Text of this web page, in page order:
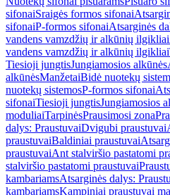
sifonaiSraigės formos sifonai
sifonaiP-formos sifonaiAtsarginės
vandens vamzdžių ir alkūnių ilgikliai
vandens vamzdžių ir alkūnių ilgikliai
Tiesioji jungtisJungiamosios alkūnės
alkūnėsManžetaiBidė nuotekų
nuotekų sistemosP-formos sifonai
sifonaiTiesioji jungtisJungiamosios
moduliaiTarpinėsPrausimosi zona
dalys: PraustuvaiDvigubi praustuvai
praustuvaiBaldiniai praustuvai
praustuvaiAnt stalviršio pastatomi
stalviršio pastatomi praustuvai
kambariamsAtsarginės dalys:
kambariamsKampiniai praustuvai